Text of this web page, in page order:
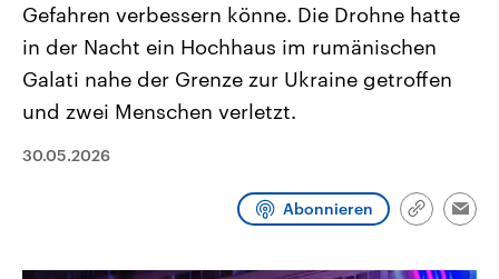
Bundesland von einer Koalition aus
CDU, SPD und FDP regiert.-
Umfragen, Prognosen,
Wahlprogramme, aktuelle Berichte
und Hintergründe zu den Parteien
und Kandidaten der anstehenden
Wahl.
mit großem Einfluss auf
aktuelle Weltgeschehen.
Sendungen Programm Podcasts
Gefahren verbessern könne. Die Drohne hatte
in der Nacht ein Hochhaus im rumänischen
Galati nahe der Grenze zur Ukraine getroffen
und zwei Menschen verletzt.
30.05.2026
Abonnieren
Link